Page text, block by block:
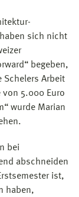
sich nicht
begeben,
Schelers Arbeit
von 5.000 Euro
wurde Marian
bei
abschneiden
ist,
haben,